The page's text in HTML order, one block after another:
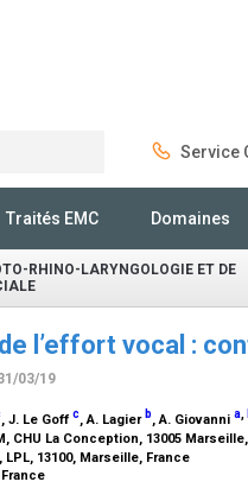
Service
Traités EMC Domaines
RHINO-LARYNGOLOGIE ET DE
l’effort vocal :
03/19
, J. Le Goff c, A. Lagier b, A. Giovanni a,
La Conception, 13005
13100, Marseille, France